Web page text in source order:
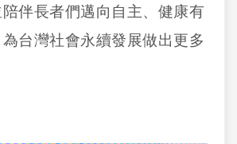
伴長者們邁向自主、健康有
台灣社會永續發展做出更多